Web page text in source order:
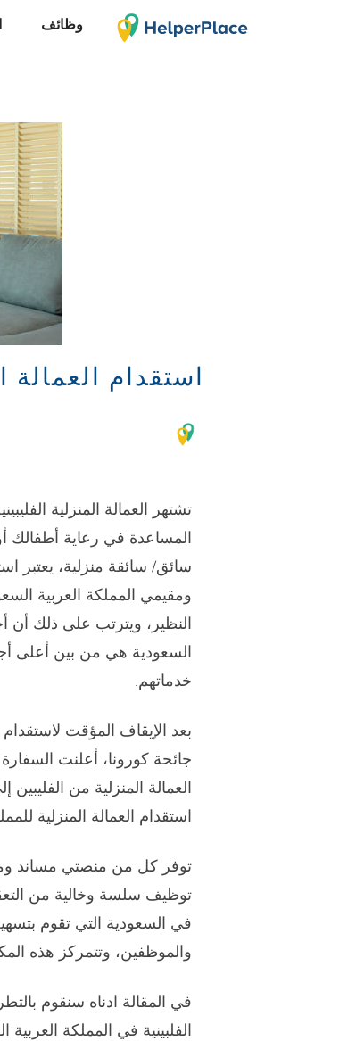
وظائف
استقدام العمالة
تشتهر العمالة المنزلية
المساعدة في رعاية
سائق/ سائقة منزلية، يعتبر
ومقيمي المملكة العربية
النظير، ويترتب على ذلك أن
السعودية هي من بين أعلى
خدماتهم.
بعد الإيقاف المؤقت
جائحة كورونا، أعلنت
العمالة المنزلية من
استقدام العمالة المنزلية للمملكة
توفر كل من منصتي مساند
توظيف سلسة وخالية من
في السعودية التي تقوم
والموظفين، وتتمركز هذه
في المقالة ادناه سنقوم